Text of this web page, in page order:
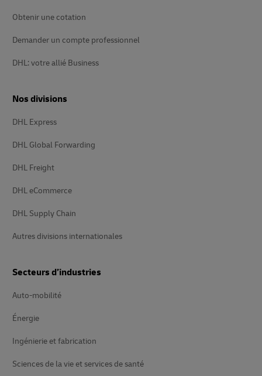
Obtenir une cotation
Demander un compte professionnel
DHL: votre allié Business
Nos divisions
DHL Express
DHL Global Forwarding
DHL Freight
DHL eCommerce
DHL Supply Chain
Autres divisions internationales
Secteurs d’industries
Auto-mobilité
Énergie
Ingénierie et fabrication
Sciences de la vie et services de santé